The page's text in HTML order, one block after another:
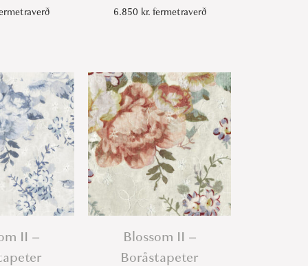
6.850 kr.fermetraverð
II –
Blossom II –
Boråstapeter